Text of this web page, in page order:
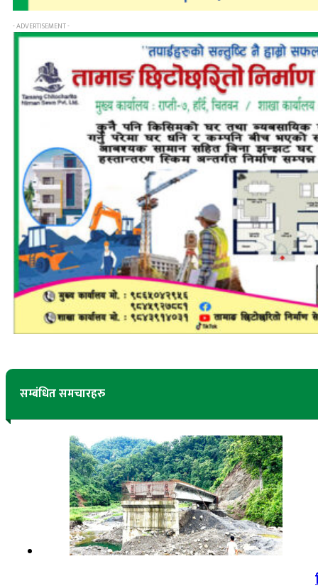
- ADVERTISEMENT -
सम्बंधित समचारहरु